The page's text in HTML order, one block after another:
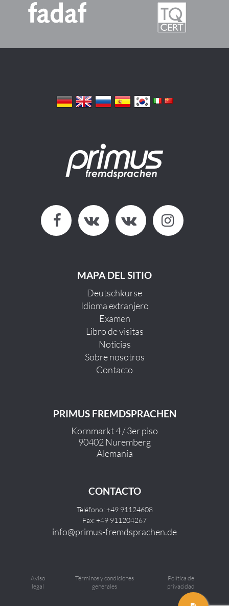
MAPA DEL SITIO
Deutschkurse
Idioma extranjero
Examen
Libro de visitas
Noticias
Sobre nosotros
Contacto
PRIMUS FREMDSPRACHEN
Kornmarkt 4 / 3er piso
90402 Nuremberg
Alemania
CONTACTO
Teléfono: +49 91124608
Fax: +49 911204267
info@primus-fremdsprachen.de
Aviso
legal
Términos y condiciones
generales
Política de
privacidad